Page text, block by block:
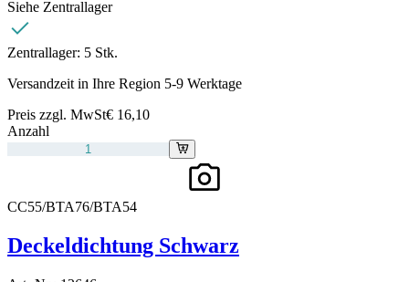
Siehe Zentrallager
Zentrallager: 5 Stk.
Versandzeit in Ihre Region 5-9 Werktage
Preis zzgl. MwSt€ 16,10
Anzahl
CC55/BTA76/BTA54
Deckeldichtung Schwarz